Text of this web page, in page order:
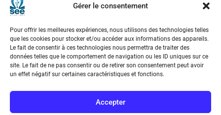
Gérer le consentement
Pour offrir les meilleures expériences, nous utilisons des technologies telles
que les cookies pour stocker et/ou accéder aux informations des appareils.
Le fait de consentir à ces technologies nous permettra de traiter des
données telles que le comportement de navigation ou les ID uniques sur ce
site. Le fait de ne pas consentir ou de retirer son consentement peut avoir
un effet négatif sur certaines caractéristiques et fonctions.
Accepter
cet article propose de faire le point sur cette
évolution.